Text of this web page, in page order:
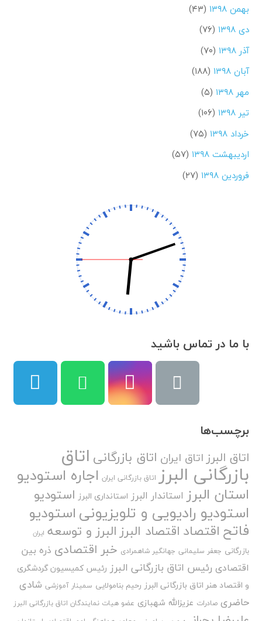
بهمن ۱۳۹۸
(۴۳)
دی ۱۳۹۸
(۷۶)
آذر ۱۳۹۸
(۷۰)
آبان ۱۳۹۸
(۱۸۸)
مهر ۱۳۹۸
(۵)
تیر ۱۳۹۸
(۱۰۶)
خرداد ۱۳۹۸
(۷۵)
اردیبهشت ۱۳۹۸
(۵۷)
فروردین ۱۳۹۸
(۲۷)
با ما در تماس باشید
برچسب‌ها
اتاق البرز اتاق ایران اتاق بازرگانی اتاق
بازرگانی البرز اتاق بازرگانی ایران اجاره استودیو
استان البرز استاندار البرز استانداری البرز استودیو
استودیو رادیویی و تلویزیونیاستودیو
فاتح اقتصاد اقتصاد البرزالبرز و توسعه ایران
بازرگانی جعفر سلیمانی جهانگیر شاهمرادی خبر اقتصادی ذره بین
اقتصادی رئیس اتاق بازرگانی البرز رئیس کمیسیون گردشگری
و اقتصاد هنر اتاق بازرگانی البرز رحیم بنامولایی سمینار آموزشی شادی
حاضری صادرات عزیزالله شهبازی عضو هیات نمایندگان اتاق بازرگانی البرز